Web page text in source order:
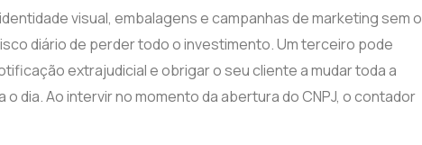
visual, embalagens e campanhas de marketing sem o
diário de perder todo o investimento. Um terceiro pode
extrajudicial e obrigar o seu cliente a mudar toda a
dia. Ao intervir no momento da abertura do CNPJ, o contador